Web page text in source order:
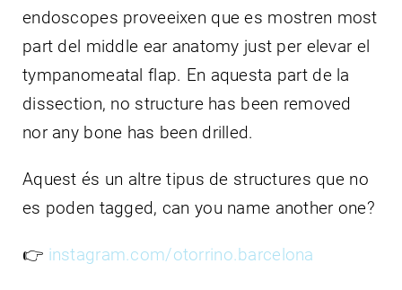
endoscopes proveeixen que es mostren most
part del middle ear anatomy just per elevar el
tympanomeatal flap. En aquesta part de la
dissection, no structure has been removed
nor any bone has been drilled.
Aquest és un altre tipus de structures que no
es poden tagged, can you name another one?
👉 instagram.com/otorrino.barcelona